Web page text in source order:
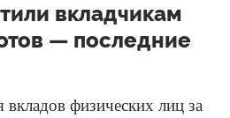
вкладчикам
— последние
физических лиц за